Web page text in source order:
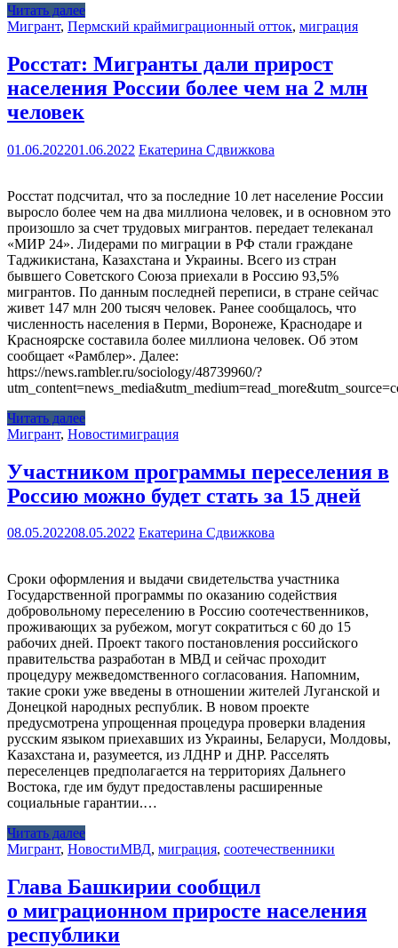
Читать далее
Мигрант, Пермский краймиграционный отток, миграция
Росстат: Мигранты дали прирост
населения России более чем на 2 млн
человек
01.06.202201.06.2022 Екатерина Сдвижкова
Росстат подсчитал, что за последние 10 лет население России
выросло более чем на два миллиона человек, и в основном это
произошло за счет трудовых мигрантов. передает телеканал
«МИР 24». Лидерами по миграции в РФ стали граждане
Таджикистана, Казахстана и Украины. Всего из стран
бывшего Советского Союза приехали в Россию 93,5%
мигрантов. По данным последней переписи, в стране сейчас
живет 147 млн 200 тысяч человек. Ранее сообщалось, что
численность населения в Перми, Воронеже, Краснодаре и
Красноярске составила более миллиона человек. Об этом
сообщает «Рамблер». Далее:
https://news.rambler.ru/sociology/48739960/?
Читать далее
Мигрант, Новостимиграция
Участником программы переселения в
Россию можно будет стать за 15 дней
08.05.202208.05.2022 Екатерина Сдвижкова
Сроки оформления и выдачи свидетельства участника
Государственной программы по оказанию содействия
добровольному переселению в Россию соотечественников,
проживающих за рубежом, могут сократиться с 60 до 15
рабочих дней. Проект такого постановления российского
правительства разработан в МВД и сейчас проходит
процедуру межведомственного согласования. Напомним,
такие сроки уже введены в отношении жителей Луганской и
Донецкой народных республик. В новом проекте
предусмотрена упрощенная процедура проверки владения
русским языком приехавших из Украины, Беларуси, Молдовы,
Казахстана и, разумеется, из ЛДНР и ДНР. Расселять
переселенцев предполагается на территориях Дальнего
Востока, где им будут предоставлены расширенные
социальные гарантии.…
Читать далее
Мигрант, НовостиМВД, миграция, соотечественники
Глава Башкирии сообщил
о миграционном приросте населения
республики